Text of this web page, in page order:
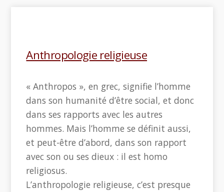
Anthropologie religieuse
« Anthropos », en grec, signifie l’homme
dans son humanité d’être social, et donc
dans ses rapports avec les autres
hommes. Mais l’homme se définit aussi,
et peut-être d’abord, dans son rapport
avec son ou ses dieux : il est homo
religiosus.
L’anthropologie religieuse, c’est presque